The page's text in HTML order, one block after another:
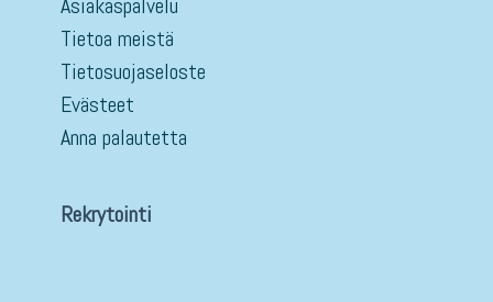
Asiakaspalvelu
Tietoa meistä
Tietosuojaseloste
Evästeet
Anna palautetta
Rekrytointi